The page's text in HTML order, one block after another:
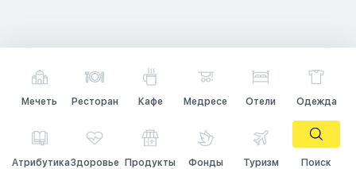
Мечеть Ресторан Кафе Медресе Отели Одежда
АтрибутикаЗдоровье Продукты Фонды Туризм Поиск